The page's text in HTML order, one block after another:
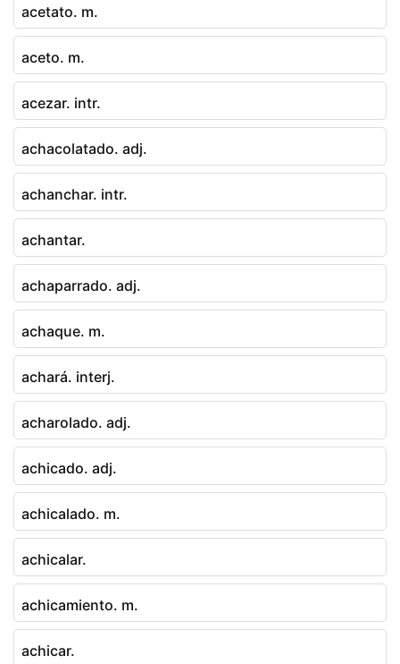
acetato. m.
aceto. m.
acezar. intr.
achacolatado. adj.
achanchar. intr.
achantar.
achaparrado. adj.
achaque. m.
achará. interj.
acharolado. adj.
achicado. adj.
achicalado. m.
achicalar.
achicamiento. m.
achicar.